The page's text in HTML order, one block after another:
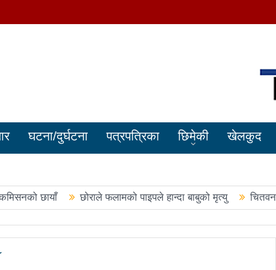
घटना/दुर्घटना पत्रपत्रिका छिमेकी खेलकुद
छायाँ छोराले फलामको पाइपले हान्दा बाबुको मृत्यु
सिमा क्षेत्रका जनतालाई अनावश्यक दु:ख दियो
अगाडि